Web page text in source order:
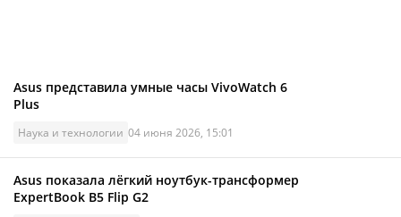
Asus представила умные часы VivoWatch 6
Plus
Наука и технологии 04 июня 2026, 15:01
Asus показала лёгкий ноутбук-трансформер
ExpertBook B5 Flip G2